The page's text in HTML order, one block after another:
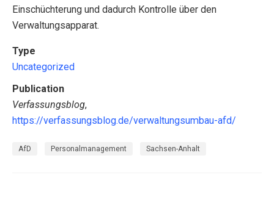
Einschüchterung und dadurch Kontrolle über den
Verwaltungsapparat.
Type
Uncategorized
Publication
Verfassungsblog,
https://verfassungsblog.de/verwaltungsumbau-afd/
AfD Personalmanagement Sachsen-Anhalt